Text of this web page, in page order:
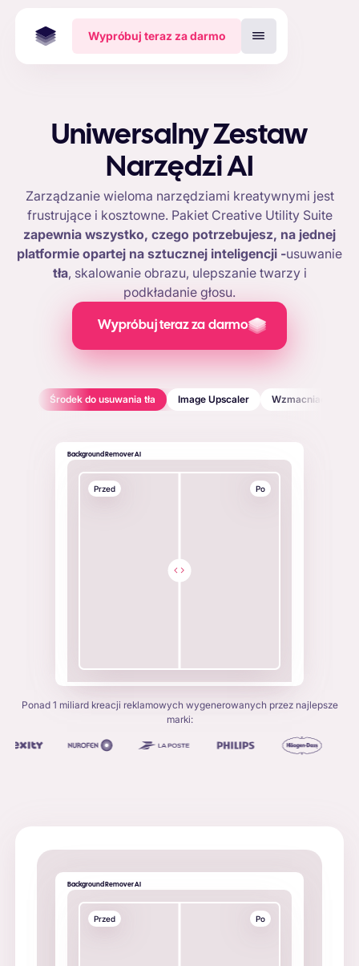
Wypróbuj teraz za darmo
Uniwersalny Zestaw
Narzędzi AI
Zarządzanie wieloma narzędziami kreatywnymi jest
frustrujące i kosztowne. Pakiet Creative Utility Suite
zapewnia wszystko, czego potrzebujesz, na jednej
platformie opartej na sztucznej inteligencji -usuwanie
tła, skalowanie obrazu, ulepszanie twarzy i
podkładanie głosu.
Wypróbuj teraz za darmo
Środek do usuwania tła Image Upscaler Wzmacniacz
Background Remover AI
Przed Po
Ponad 1 miliard kreacji reklamowych wygenerowanych przez najlepsze
marki:
Background Remover AI
Przed Po